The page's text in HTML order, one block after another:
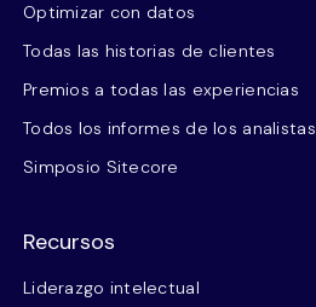
Optimizar con datos
Todas las historias de clientes
Premios a todas las experiencias
Todos los informes de los analistas
Simposio Sitecore
Recursos
Liderazgo intelectual